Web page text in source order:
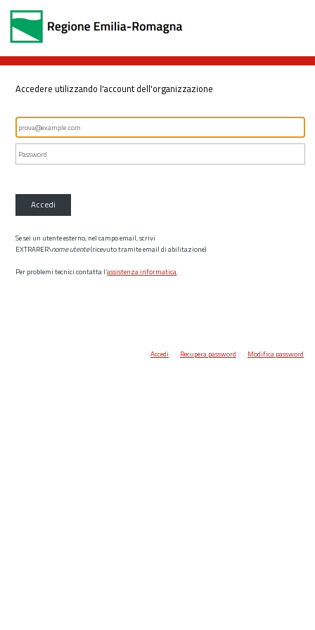
Accedere utilizzando l'account dell'organizzazione
Accedi
Se sei un utente esterno, nel campo email, scrivi
EXTRARER\nome utente(ricevuto tramite email di abilitazione)
Per problemi tecnici contatta l’assistenza informatica.
Accedi Recupera password Modifica password